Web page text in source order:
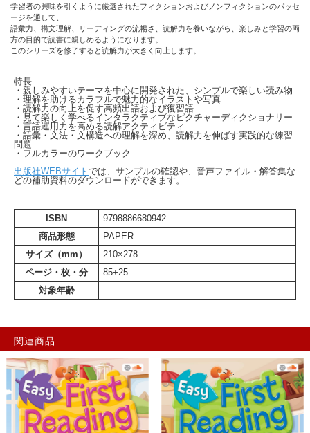
学習者の興味を引くように厳選されたフィクションおよびノンフィクションのパッセ
ージを通して、
語彙力、構文理解、リーディングの流暢さ、読解力を養いながら、楽しみと学習の両
方の目的で読書に親しめるようになります。
このシリーズを修了すると読解力が大きく向上します。
特長
・親しみやすいテーマを中心に開発された、シンプルで楽しい読み物
・理解を助けるカラフルで魅力的なイラストや写真
・読解力の向上を促す高頻出語および復習語
・見て楽しく学べるインタラクティブなピクチャーディクショナリー
・言語運用力を高める読解アクティビティ
・語彙・文法・文構造への理解を深め、読解力を伸ばす実践的な練習
問題
・フルカラーのワークブック
出版社WEBサイト では、サンプルの確認や、音声ファイル・解答集な
どの補助資料のダウンロードができます。
ISBN
9798886680942
商品形態
PAPER
サイズ（mm）
210×278
ページ・枚・分
85+25
対象年齢
関連商品